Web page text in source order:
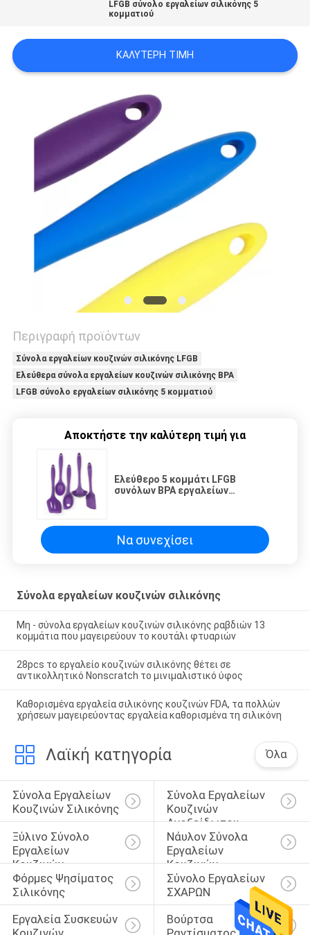
POLICY
LFGB σύνολο εργαλείων σιλικόνης 5
κομματιού
ΚΑΛΎΤΕΡΗ ΤΙΜΉ
Περιγραφή προϊόντων
Σύνολα εργαλείων κουζινών σιλικόνης LFGB
Ελεύθερα σύνολα εργαλείων κουζινών σιλικόνης BPA
LFGB σύνολο εργαλείων σιλικόνης 5 κομματιού
Αποκτήστε την καλύτερη τιμή για
Ελεύθερο 5 κομμάτι LFGB
συνόλων BPA εργαλείων
Να συνεχίσει
Σύνολα εργαλείων κουζινών σιλικόνης
Μη - σύνολα εργαλείων κουζινών σιλικόνης ραβδιών 13
κομμάτια που μαγειρεύουν το κουτάλι φτυαριών
28pcs το εργαλείο κουζινών σιλικόνης θέτει σε
αντικολλητικό Nonscratch το μινιμαλιστικό ύφος
Καθορισμένα εργαλεία σιλικόνης κουζινών FDA, τα πολλών
χρήσεων μαγειρεύοντας εργαλεία καθορισμένα τη σιλικόνη
Λαϊκή κατηγορία Όλα
Σύνολα Εργαλείων
Κουζινών Σιλικόνης
Σύνολα Εργαλείων
Κουζινών
Ανοξείδωτου
Ξύλινο Σύνολο
Εργαλείων
Κουζινών
Νάυλον Σύνολα
Εργαλείων
Κουζινών
Φόρμες Ψησίματος
Σιλικόνης
Σύνολο Εργαλείων
ΣΧΑΡΩΝ
Εργαλεία Συσκευών
Βούρτσα